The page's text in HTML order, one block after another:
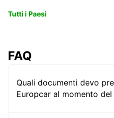
Tutti i Paesi
FAQ
Quali documenti devo
Europcar al momento